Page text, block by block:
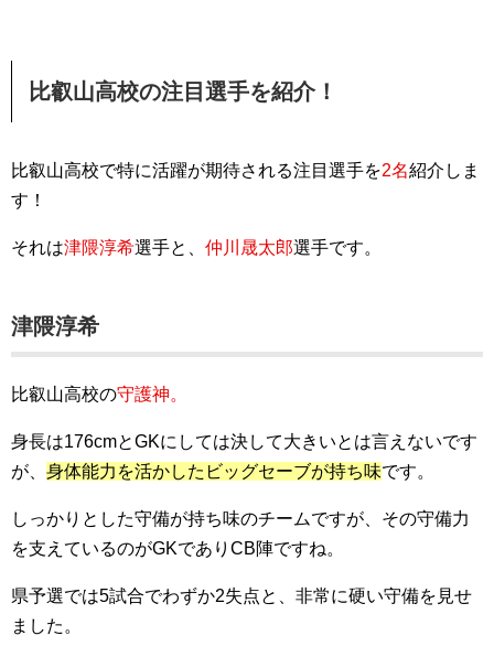
比叡山高校の注目選手を紹介！
比叡山高校で特に活躍が期待される注目選手を2名紹介しま
す！
それは津隈淳希選手と、 仲川晟太郎選手です。
津隈淳希
比叡山高校の守護神。
身長は176cmとGKにしては決して大きいとは言えないです
が、 身体能力を活かしたビッグセーブが持ち味です。
しっかりとした守備が持ち味のチームですが、その守備力
を支えているのがGKでありCB陣ですね。
県予選では5試合でわずか2失点と、非常に硬い守備を見せ
ました。